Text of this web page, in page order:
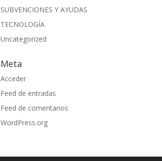
SUBVENCIONES Y AYUDAS
TECNOLOGÍA
Uncategorized
Meta
Acceder
Feed de entradas
Feed de comentarios
WordPress.org